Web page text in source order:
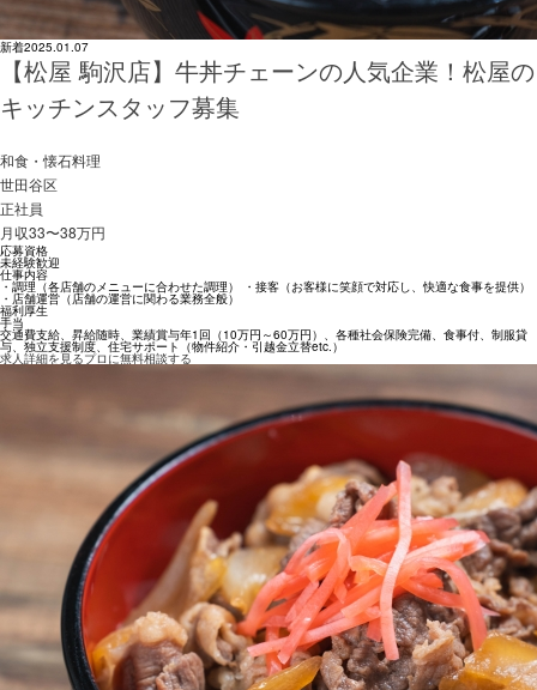
新着2025.01.07
【松屋 駒沢店】牛丼チェーンの人気企業！松屋の
キッチンスタッフ募集
和食・懐石料理
世田谷区
正社員
月収33〜38万円
応募資格
未経験歓迎
仕事内容
・調理（各店舗のメニューに合わせた調理） ・接客（お客様に笑顔で対応し、快適な食事を提供）
・店舗運営（店舗の運営に関わる業務全般）
福利厚生
手当
交通費支給、昇給随時、業績賞与年1回（10万円～60万円）、各種社会保険完備、食事付、制服貸
与、独立支援制度、住宅サポート（物件紹介・引越金立替etc.）
求人詳細を見るプロに無料相談する